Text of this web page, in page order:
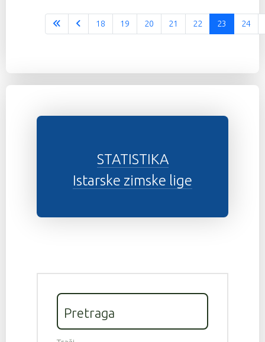
Stranica 23 od 37
18 19 20 21 22 23 24
STATISTIKA
Istarske zimske lige
Pretraga